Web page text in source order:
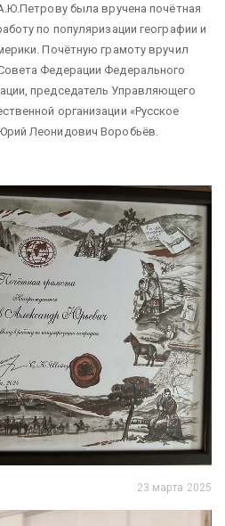
была вручена почётная
по популяризации географии и
Почётную грамоту вручил
Федерации Федерального
председатель Управляющего
организации «Русское
Леонидович Воробьёв.
23 марта 2025